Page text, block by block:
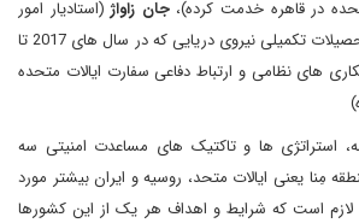
در قاهره خدمت کرده)،جان زاواژ(استادیار امور
امنیت ملی در دانشکده تحصیلات تکمیلی نیروی دریایی که در سال های 2017 تا
های نظامی و ارتباط دفاعی سفارت ایالات متحده
استراتژی ها و تاکتیک های مساعدت امنیتی سه
مِنا یعنی ایالات متحد، روسیه و ایران بیشتر مورد
است که شرایط و اهداف هر یک از این کشورها